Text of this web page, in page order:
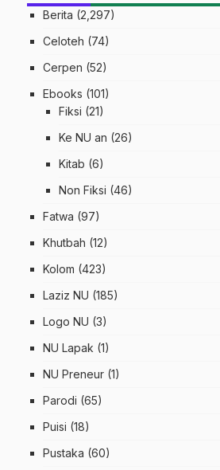
Berita (2,297)
Celoteh (74)
Cerpen (52)
Ebooks (101)
Fiksi (21)
Ke NU an (26)
Kitab (6)
Non Fiksi (46)
Fatwa (97)
Khutbah (12)
Kolom (423)
Laziz NU (185)
Logo NU (3)
NU Lapak (1)
NU Preneur (1)
Parodi (65)
Puisi (18)
Pustaka (60)